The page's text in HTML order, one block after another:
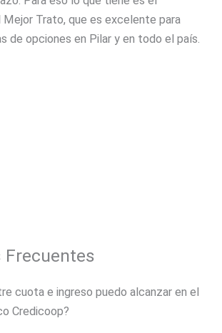
Mejor Trato, que es excelente para
de opciones en Pilar y en todo el país.
Frecuentes
cuota e ingreso puedo alcanzar en el
Credicoop?